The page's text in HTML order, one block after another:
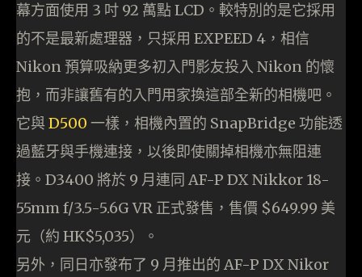
幕方面使用 3 吋 92 萬點 LCD。較特別的是它採用
的不是最新處理器，只採用 EXPEED 4，相信
Nikon 預算吸納更多初入門影友投入 Nikon 的懷
抱，而非讓舊有的入門用家換這部全新的相機吧。
它與D500 一樣，相機內置的 SnapBridge 功能透
過藍牙與手機連接，以後即使關掉相機亦無阻連
接。D3400 將於 9 月連同 AF-P DX Nikkor 18-
55mm f/3.5-5.6G VR 正式發售，售價 $649.99 美
元（約 HK$5,035）。
另外，同日亦發布了 9 月推出的 AF-P DX Nikor